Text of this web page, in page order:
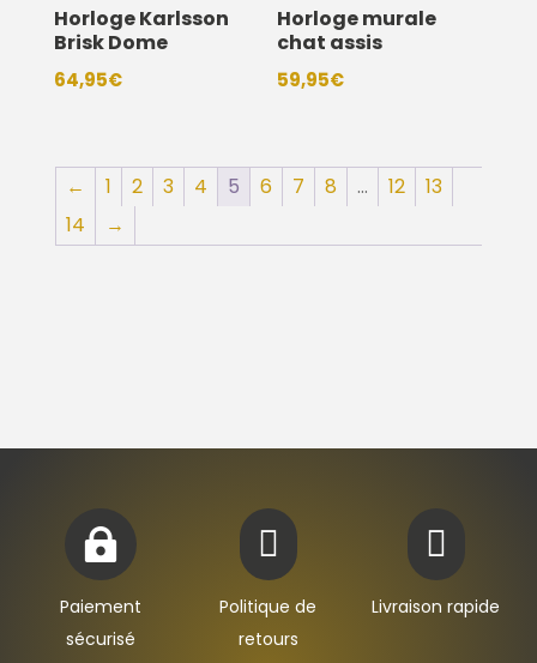
39,95€
Horloge Karlsson
Brisk Dome
64,95€
Horloge murale
chat assis
59,95€
← 1 2 3 4 5 6 7 8 … 12
13
14
→

Paiement
sécurisé

Politique de
retours

Livraison rapide